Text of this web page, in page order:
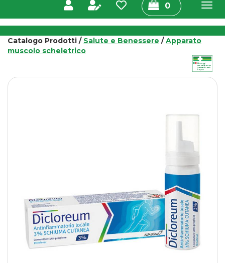
0prodotti
inseriti
Catalogo Prodotti / Salute e Benessere /Apparato
muscolo scheletrico